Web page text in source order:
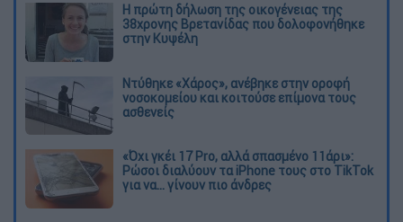
Η πρώτη δήλωση της οικογένειας της
38χρονης Βρετανίδας που δολοφονήθηκε
στην Κυψέλη
Ντύθηκε «Χάρος», ανέβηκε στην οροφή
νοσοκομείου και κοιτούσε επίμονα τους
ασθενείς
«Όχι γκέι 17 Pro, αλλά σπασμένο 11άρι»:
Ρώσοι διαλύουν τα iPhone τους στο TikTok
για να... γίνουν πιο άνδρες